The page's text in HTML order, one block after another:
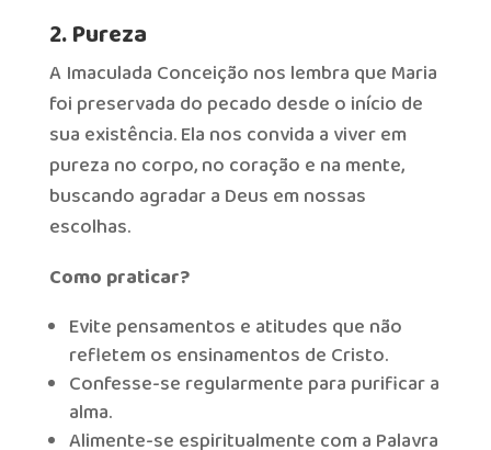
2. Pureza
A Imaculada Conceição nos lembra que Maria
foi preservada do pecado desde o início de
sua existência. Ela nos convida a viver em
pureza no corpo, no coração e na mente,
buscando agradar a Deus em nossas
escolhas.
Como praticar?
Evite pensamentos e atitudes que não
refletem os ensinamentos de Cristo.
Confesse-se regularmente para purificar a
alma.
Alimente-se espiritualmente com a Palavra